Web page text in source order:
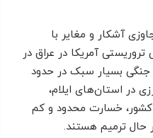
آشکار و مغایر با
در اختیار ارتش تروریستی آمریکا در عراق در
جنگی بسیار سبک در حدود
در استان‌های ایلام،
کشور، خسارت محدود و کم
حال ترمیم هستند.